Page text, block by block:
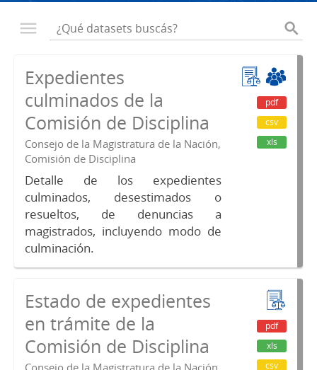
Expedientes
culminados de la
Comisión de Disciplina
Consejo de la Magistratura de la Nación,
Comisión de Disciplina
Detalle de los expedientes
culminados, desestimados o
resueltos, de denuncias a
magistrados, incluyendo modo de
culminación.
pdf
csv
xls
Estado de expedientes
en trámite de la
Comisión de Disciplina
pdf
xls
csv